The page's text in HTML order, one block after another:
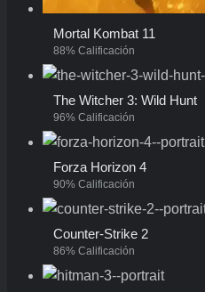
Mortal Kombat 11
88% Calificación
The Witcher 3: Wild Hunt
96% Calificación
Forza Horizon 4
90% Calificación
Counter-Strike 2
86% Calificación